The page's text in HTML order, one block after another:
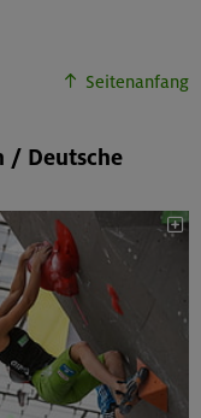
Seitenanfang
/ Deutsche